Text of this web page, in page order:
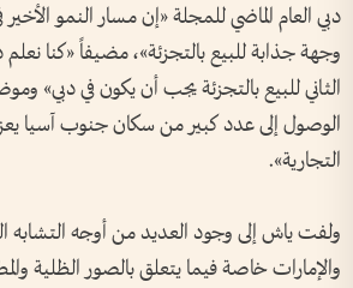
دبي العام الماضي للمجلة «إن مسار النمو
وجهة جذابة للبيع بالتجزئة»، مضيفاً «كنا نعلم
الثاني للبيع بالتجزئة يجب أن يكون في دبي»
الوصول إلى عدد كبير من سكان جنوب آسيا
التجارية».
ولفت ياش إلى وجود العديد من أوجه التشابه
والإمارات خاصة فيما يتعلق بالصور الظلية